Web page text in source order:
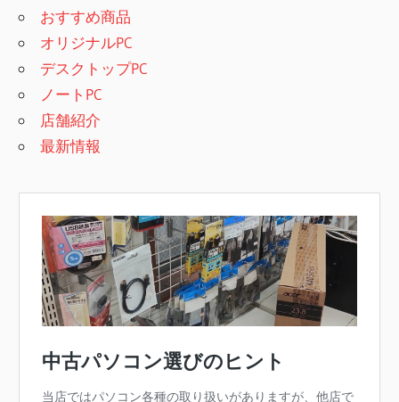
おすすめ商品
オリジナルPC
デスクトップPC
ノートPC
店舗紹介
最新情報